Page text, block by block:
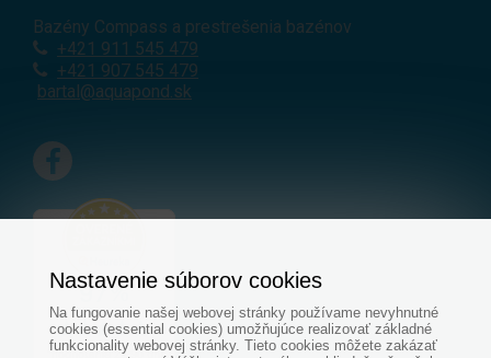
Bazény Compass a prestrešenia bazénov
+421 911 545 479
+421 907 545 479
bartal@aquapond.sk
Nastavenie súborov cookies
Na fungovanie našej webovej stránky používame nevyhnutné
cookies (essential cookies) umožňujúce realizovať základné
funkcionality webovej stránky. Tieto cookies môžete zakázať